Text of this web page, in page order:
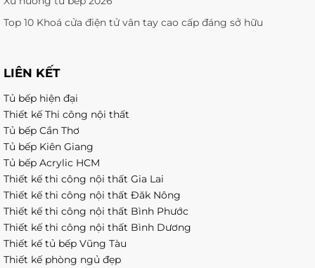
Top 10 Khoá cửa điện tử vân tay cao cấp đáng sở hữu
LIÊN KẾT
Tủ bếp hiện đại
Thiết kế Thi công nội thất
Tủ bếp Cần Thơ
Tủ bếp Kiên Giang
Tủ bếp Acrylic HCM
Thiết kế thi công nội thất Gia Lai
Thiết kế thi công nội thất Đăk Nông
Thiết kế thi công nội thất Bình Phước
Thiết kế thi công nội thất Bình Dương
Thiết kế tủ bếp Vũng Tàu
Thiết kế phòng ngủ đẹp